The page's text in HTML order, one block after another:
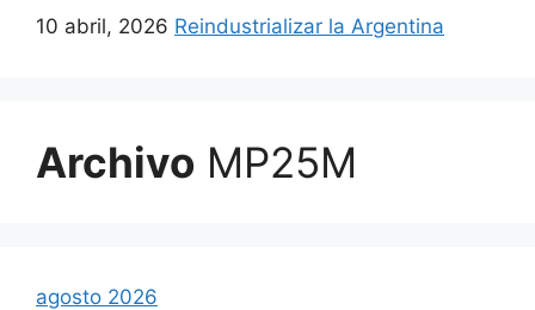
10 abril, 2026 Reindustrializar la Argentina
Archivo MP25M
agosto 2026